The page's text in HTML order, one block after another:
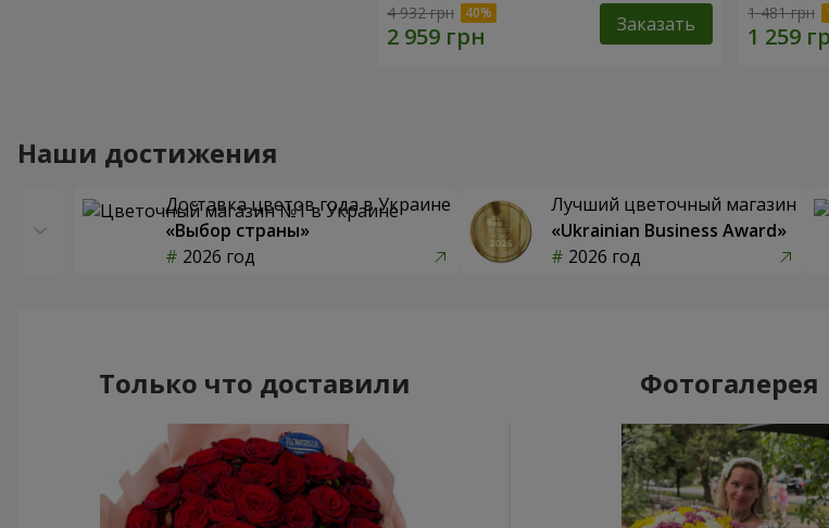
4 932 грн Заказать 1 481 грн
Наши достижения
Доставка цветов года в Украине
«Выбор страны»
2026 год
Лучший цветочный магазин
«Ukrainian Business Award»
2026 год
Только что доставили Фотогалерея